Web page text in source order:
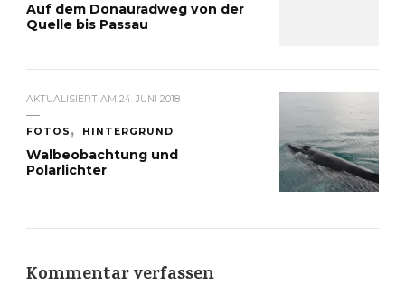
Auf dem Donauradweg von der
Quelle bis Passau
AKTUALISIERT AM 24. JUNI 2018
FOTOS HINTERGRUND
Walbeobachtung und
Polarlichter
Kommentar verfassen